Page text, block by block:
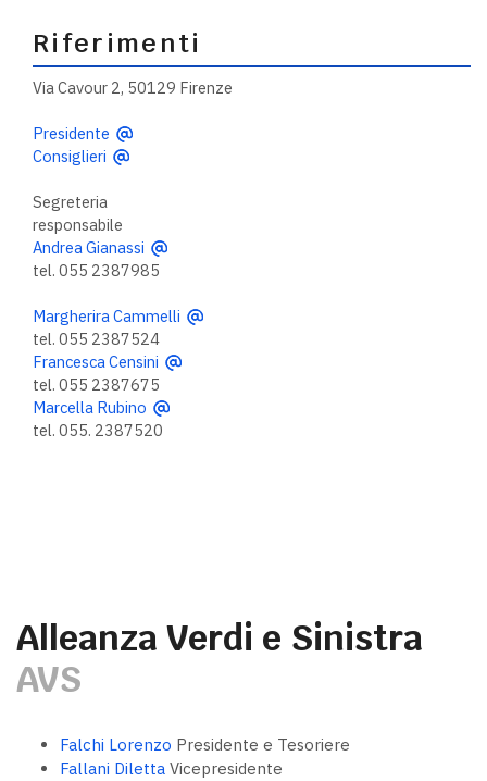
Riferimenti
Via Cavour 2, 50129 Firenze
Presidente
Consiglieri
Segreteria
responsabile
Andrea Gianassi
tel. 055 2387985
Margherira Cammelli
tel. 055 2387524
Francesca Censini
tel. 055 2387675
Marcella Rubino
tel. 055. 2387520
Alleanza Verdi e Sinistra
AVS
Falchi Lorenzo Presidente e Tesoriere
Fallani Diletta Vicepresidente